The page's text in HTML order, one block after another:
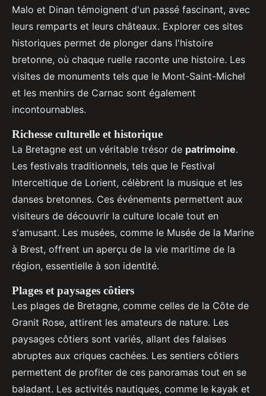
Malo et Dinan témoignent d'un passé fascinant, avec
leurs remparts et leurs châteaux. Explorer ces sites
historiques permet de plonger dans l'histoire
bretonne, où chaque ruelle raconte une histoire. Les
visites de monuments tels que le Mont-Saint-Michel
et les menhirs de Carnac sont également
incontournables.
Richesse culturelle et historique
La Bretagne est un véritable trésor de patrimoine.
Les festivals traditionnels, tels que le Festival
Interceltique de Lorient, célèbrent la musique et les
danses bretonnes. Ces événements permettent aux
visiteurs de découvrir la culture locale tout en
s'amusant. Les musées, comme le Musée de la Marine
à Brest, offrent un aperçu de la vie maritime de la
région, essentielle à son identité.
Plages et paysages côtiers
Les plages de Bretagne, comme celles de la Côte de
Granit Rose, attirent les amateurs de nature. Les
paysages côtiers sont variés, allant des falaises
abruptes aux criques cachées. Les sentiers côtiers
permettent de profiter de ces panoramas tout en se
baladant. Les activités nautiques, comme le kayak et